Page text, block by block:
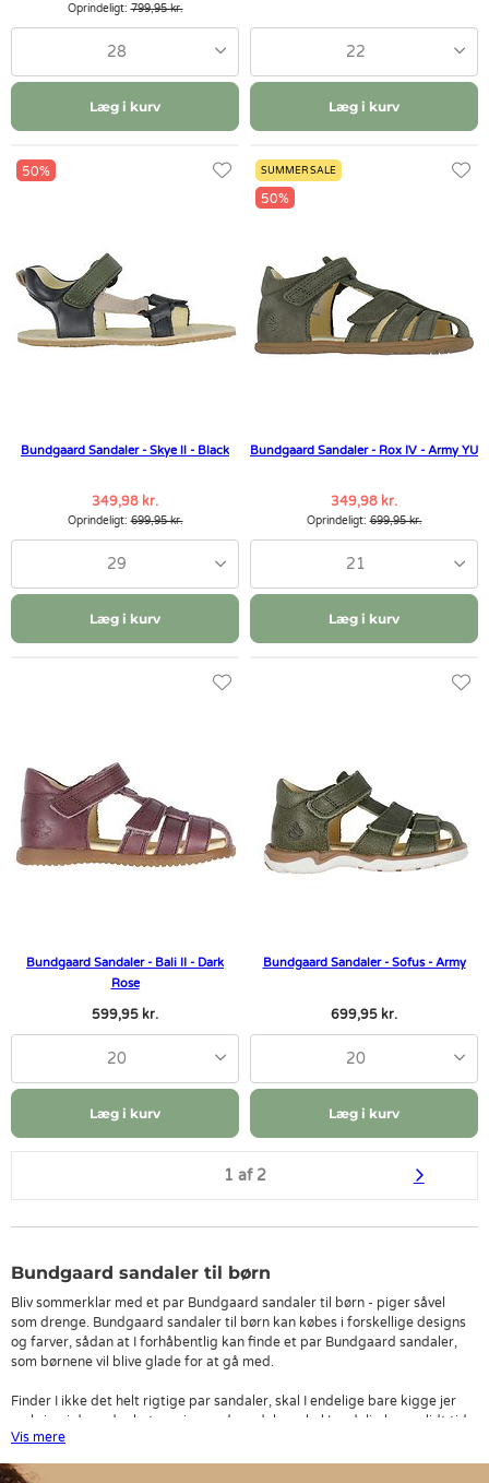
Oprindeligt:799,95 kr.
28
Læg i kurv
22
Læg i kurv
50%
Bundgaard Sandaler - Skye ll - Black
349,98 kr.
Oprindeligt:699,95 kr.
29
Læg i kurv
SUMMER SALE
50%
Bundgaard Sandaler - Rox IV - Army YU
349,98 kr.
Oprindeligt:699,95 kr.
21
Læg i kurv
Bundgaard Sandaler - Bali II - Dark
Rose
599,95 kr.
20
Læg i kurv
Bundgaard Sandaler - Sofus - Army
699,95 kr.
20
Læg i kurv
1 af 2
Bundgaard sandaler til børn
Bliv sommerklar med et par Bundgaard sandaler til børn - piger såvel
som drenge. Bundgaard sandaler til børn kan købes i forskellige designs
og farver, sådan at I forhåbentlig kan finde et par Bundgaard sandaler,
som børnene vil blive glade for at gå med.
Finder I ikke det helt rigtige par sandaler, skal I endelige bare kigge jer
omkring i de andre kategorier med sandaler., skal I endelig bruge lidt tid
på at kigge jer omkring i resten af vores sortiment af sandaler - vi har
mange sandaler i forskellige designs, materialer og farver på lager./p>
Vis mere